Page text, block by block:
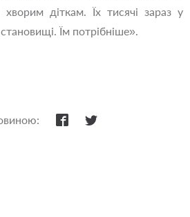
діткам. Їх тисячі зараз у
Їм потрібніше».